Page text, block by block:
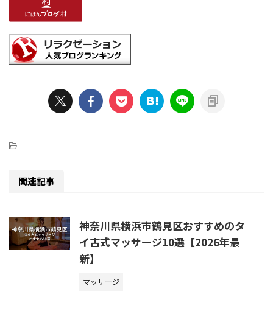
-
関連記事
神奈川県横浜市鶴見区おすすめのタ
イ古式マッサージ10選【2026年最
新】
マッサージ